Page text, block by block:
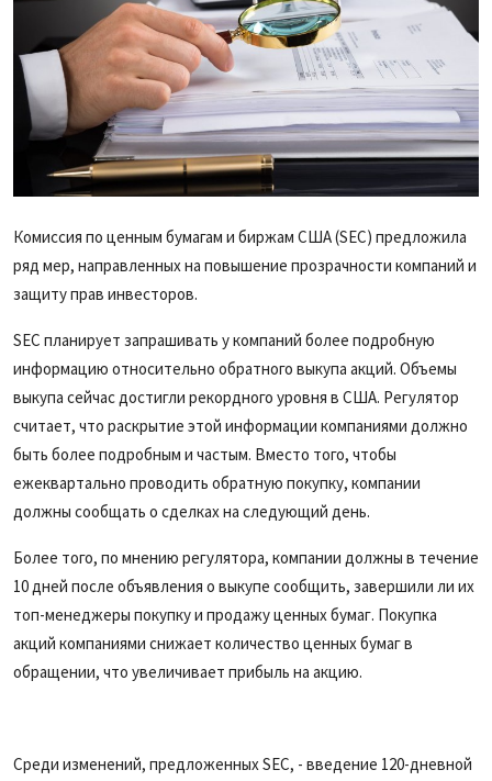
Комиссия по ценным бумагам и биржам США (SEC) предложила
ряд мер, направленных на повышение прозрачности компаний и
защиту прав инвесторов.
SEC планирует запрашивать у компаний более подробную
информацию относительно обратного выкупа акций. Объемы
выкупа сейчас достигли рекордного уровня в США. Регулятор
считает, что раскрытие этой информации компаниями должно
быть более подробным и частым. Вместо того, чтобы
ежеквартально проводить обратную покупку, компании
должны сообщать о сделках на следующий день.
Более того, по мнению регулятора, компании должны в течение
10 дней после объявления о выкупе сообщить, завершили ли их
топ-менеджеры покупку и продажу ценных бумаг. Покупка
акций компаниями снижает количество ценных бумаг в
обращении, что увеличивает прибыль на акцию.
Среди изменений, предложенных SEC, - введение 120-дневной